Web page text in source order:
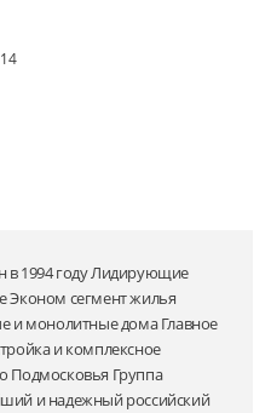
в 1994 году Лидирующие
Эконом сегмент жилья
и монолитные дома Главное
и комплексное
Подмосковья Группа
и надежный российский